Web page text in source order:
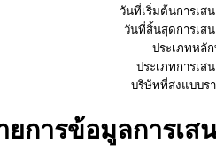
วันที่เริ่มต้นการเส
วันที่สิ้นสุดการเส
ประเภทหลั
ประเภทการเส
บริษัทที่ส่งแบบร
ยการข้อมูลการเ